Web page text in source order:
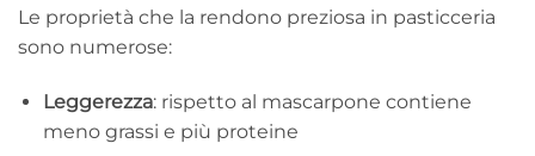
Le proprietà che la rendono preziosa in pasticceria
sono numerose:
Leggerezza: rispetto al mascarpone contiene
meno grassi e più proteine